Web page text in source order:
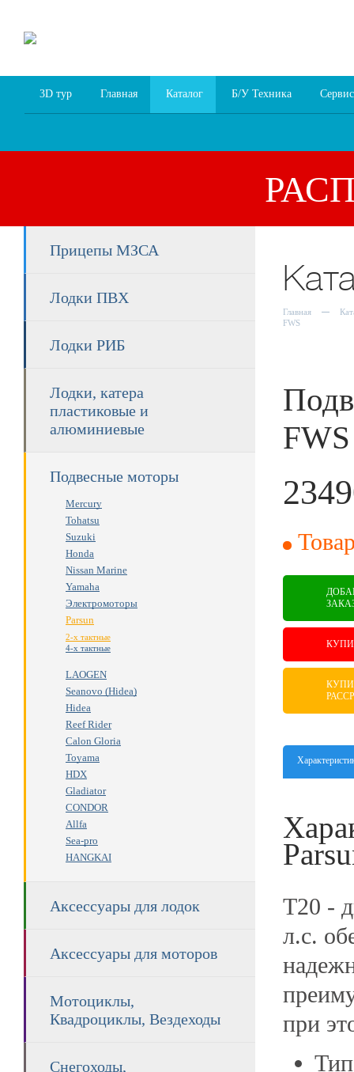
3D тур Главная Каталог Б/У Техника Сервис
Прицепы МЗСА
Лодки ПВХ
Лодки РИБ
Лодки, катера
пластиковые и
алюминиевые
Подвесные моторы
Mercury
Tohatsu
Suzuki
Honda
Nissan Marine
Yamaha
Электромоторы
Parsun
2-х тактные
4-х тактные
LAOGEN
Seanovo (Hidea)
Hidea
Reef Rider
Calon Gloria
Toyama
HDX
Gladiator
CONDOR
Allfa
Sea-pro
HANGKAI
Аксессуары для лодок
Аксессуары для моторов
Мотоциклы,
Квадроциклы, Вездеходы
Снегоходы,
Главная
FWS
FWS
T20 -
л.c.
при